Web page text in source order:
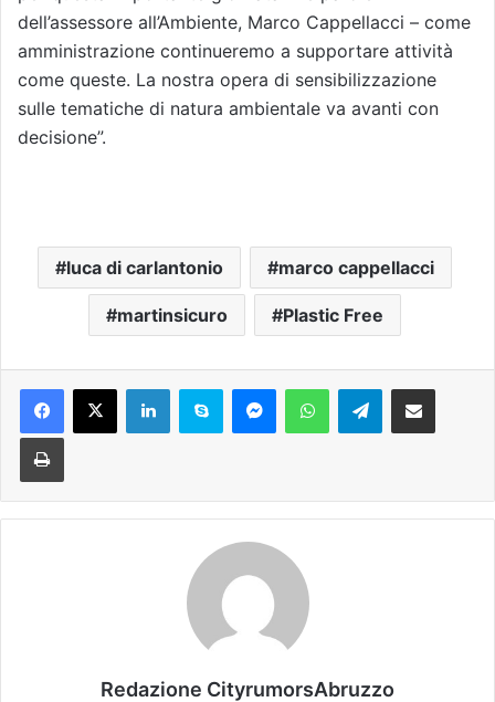
dell’assessore all’Ambiente, Marco Cappellacci – come
amministrazione continueremo a supportare attività
come queste. La nostra opera di sensibilizzazione
sulle tematiche di natura ambientale va avanti con
decisione”.
luca di carlantonio marco cappellacci
martinsicuro Plastic Free
Telegram
Redazione CityrumorsAbruzzo